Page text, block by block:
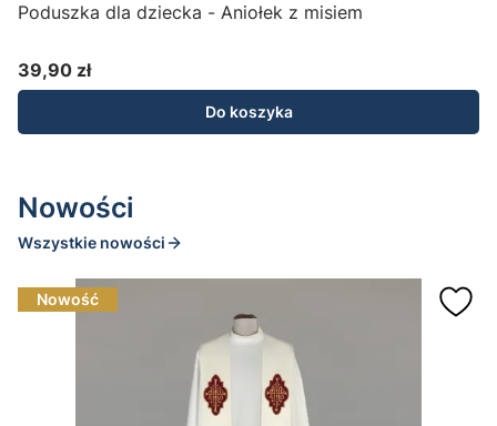
Poduszka dla dziecka - Aniołek z misiem
Cena
39,90 zł
Do koszyka
Nowości
Wszystkie nowości
Nowość